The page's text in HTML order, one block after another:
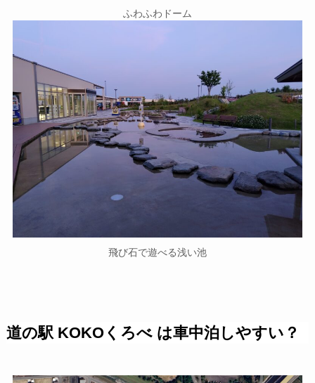
ふわふわドーム
飛び石で遊べる浅い池
道の駅 KOKOくろべ は車中泊しやすい？